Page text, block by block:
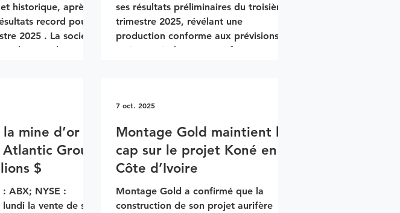
historique, après
record pour
2025 . La société
d’onces d’argent ,
a traité 3 326
jour , en hausse
ses résultats préliminaires du troisième
trimestre 2025, révélant une
production conforme aux prévisions,
mais à moindre coût. Performance
production attendue au T4 2025.
compris (AISC) ont chuté d’environ 10
% par rapport au trimestre précédent,
à environ 2
mine d’or
Group
$
ABX; NYSE :
la vente de sa
Montage Gold maintient le
cap sur le projet Koné en
Côte d’Ivoire
Montage Gold a confirmé que la
construction de son projet aurifère
7 oct. 2025